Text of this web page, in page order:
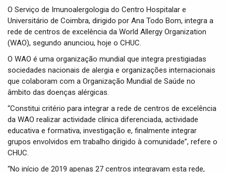
O Serviço de Imunoalergologia do Centro Hospitalar e
Universitário de Coimbra, dirigido por Ana Todo Bom, integra a
rede de centros de excelência da World Allergy Organization
(WAO), segundo anunciou, hoje o CHUC.
O WAO é uma organização mundial que integra prestigiadas
sociedades nacionais de alergia e organizações internacionais
que colaboram com a Organização Mundial de Saúde no
âmbito das doenças alérgicas.
“Constitui critério para integrar a rede de centros de excelência
da WAO realizar actividade clínica diferenciada, actividade
educativa e formativa, investigação e, finalmente integrar
grupos envolvidos em trabalho dirigido à comunidade”, refere o
CHUC.
“No início de 2019 apenas 27 centros integravam esta rede,